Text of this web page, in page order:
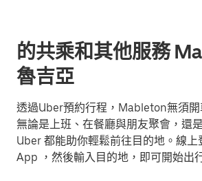
的共乘和其他服務
魯吉亞
透過Uber預約行程，Mableton無須開
無論是上班、在餐廳與朋友聚會，還
Uber 都能助你輕鬆前往目的地。線
App ，然後輸入目的地，即可開始出